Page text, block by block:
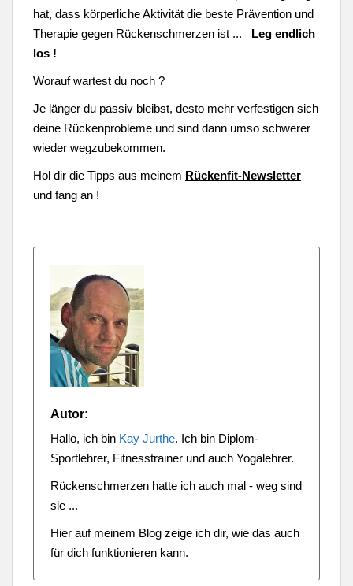
hat, dass körperliche Aktivität die beste Prävention und
Therapie gegen Rückenschmerzen ist ...
Leg endlich
los !
Worauf wartest du noch ?
Je länger du passiv bleibst, desto mehr verfestigen sich
deine Rückenprobleme und sind dann umso schwerer
wieder wegzubekommen.
Hol dir die Tipps aus meinem Rückenfit-Newsletter
und fang an !
Autor:
Hallo, ich bin Kay Jurthe. Ich bin Diplom-
Sportlehrer, Fitnesstrainer und auch Yogalehrer.
Rückenschmerzen hatte ich auch mal - weg sind
sie ...
Hier auf meinem Blog zeige ich dir, wie das auch
für dich funktionieren kann.